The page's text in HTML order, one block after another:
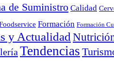
de Suministro Calidad
Formación Formación
y Actualidad
Tendencias